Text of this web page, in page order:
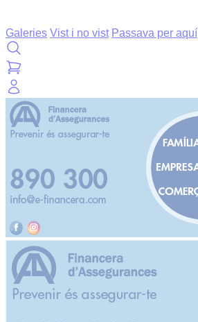
Galeries Vist i no vist Passava per aquí